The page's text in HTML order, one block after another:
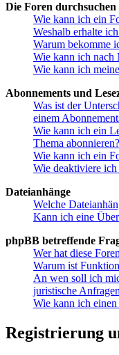
Die Foren durchsuchen
Wie kann ich ein
Weshalb erhalte
Warum bekomme
Wie kann ich nach
Wie kann ich
Abonnements und
Was ist der
einem
Wie kann ich ein
Thema abonnieren?
Wie kann ich ein
Wie deaktiviere
Dateianhänge
Welche
Kann ich eine
phpBB betreffende
Wer hat diese
Warum ist
An wen soll ich
juristische
Wie kann ich
Registrierung